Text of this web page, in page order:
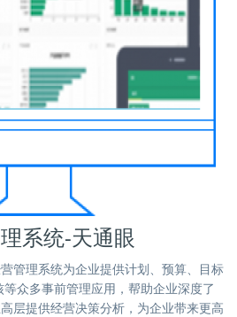
系统-天通眼
管理系统为企业提供计划、预算、目标
众多事前管理应用，帮助企业深度了
层提供经营决策分析，为企业带来更高